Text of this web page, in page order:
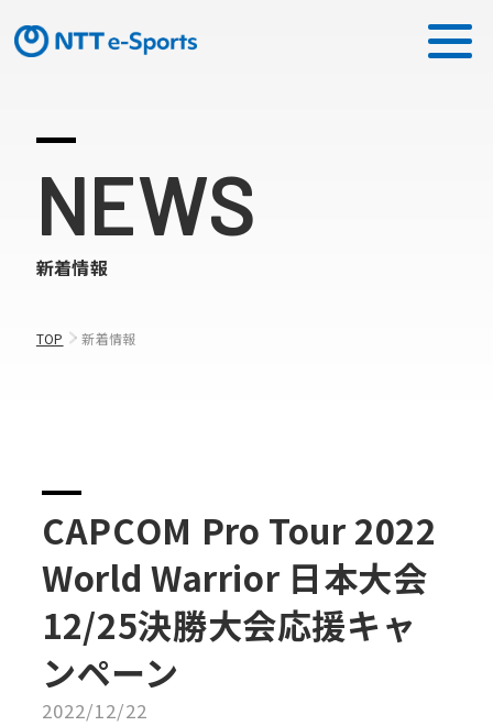
ミッション
ソリューション
ピックアップ
ニュース
NEWS
新着情報
TOP 新着情報
CAPCOM Pro Tour 2022
World Warrior 日本大会
12/25決勝大会応援キャ
ンペーン
2022/12/22